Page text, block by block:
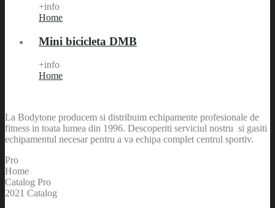
+info
Home
Mini bicicleta DMB
+info
Home
La Bodytone producem si distribuim echipamente profesionale de
fitness in toata lumea din 1996. Descoperiti serviciul nostru si gasiti
echipamentul necesar pentru a va echipa complet centrul sportiv.
Pro
Home
Catalog Pro
2021 Catalog